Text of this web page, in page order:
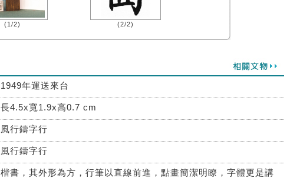
(1/2) (2/2)
1949年運送來台
長4.5x寬1.9x高0.7 cm
風行鑄字行
風行鑄字行
楷書，其外形為方，行筆以直線前進，點畫簡潔明瞭，字體更是講